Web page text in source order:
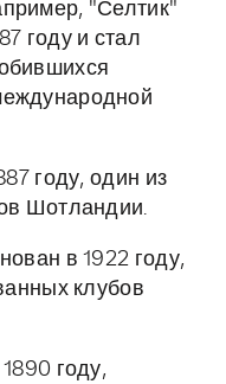
"Селтик"
году и стал
году, один из
Шотландии.
в 1922 году,
клубов
году,